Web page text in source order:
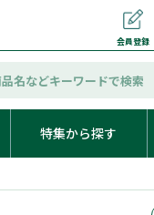
会員登録
特集から探す